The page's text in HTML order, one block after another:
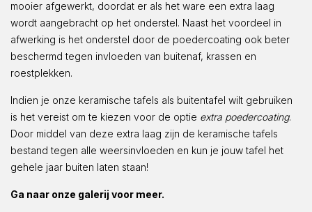
mooier afgewerkt, doordat er als het ware een extra laag
wordt aangebracht op het onderstel. Naast het voordeel in
afwerking is het onderstel door de poedercoating ook beter
beschermd tegen invloeden van buitenaf, krassen en
roestplekken.
Indien je onze keramische tafels als buitentafel wilt gebruiken
is het vereist om te kiezen voor de optie extra poedercoating.
Door middel van deze extra laag zijn de keramische tafels
bestand tegen alle weersinvloeden en kun je jouw tafel het
gehele jaar buiten laten staan!
Ga naar onze galerij voor meer.